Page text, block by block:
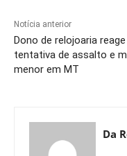
Notícia anterior
Dono de relojoaria
tentativa de assalto e
menor em MT
Da